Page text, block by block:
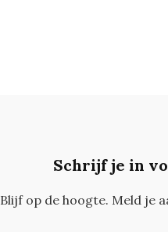
Schrijf je in
Blijf op de hoogte. Meld je